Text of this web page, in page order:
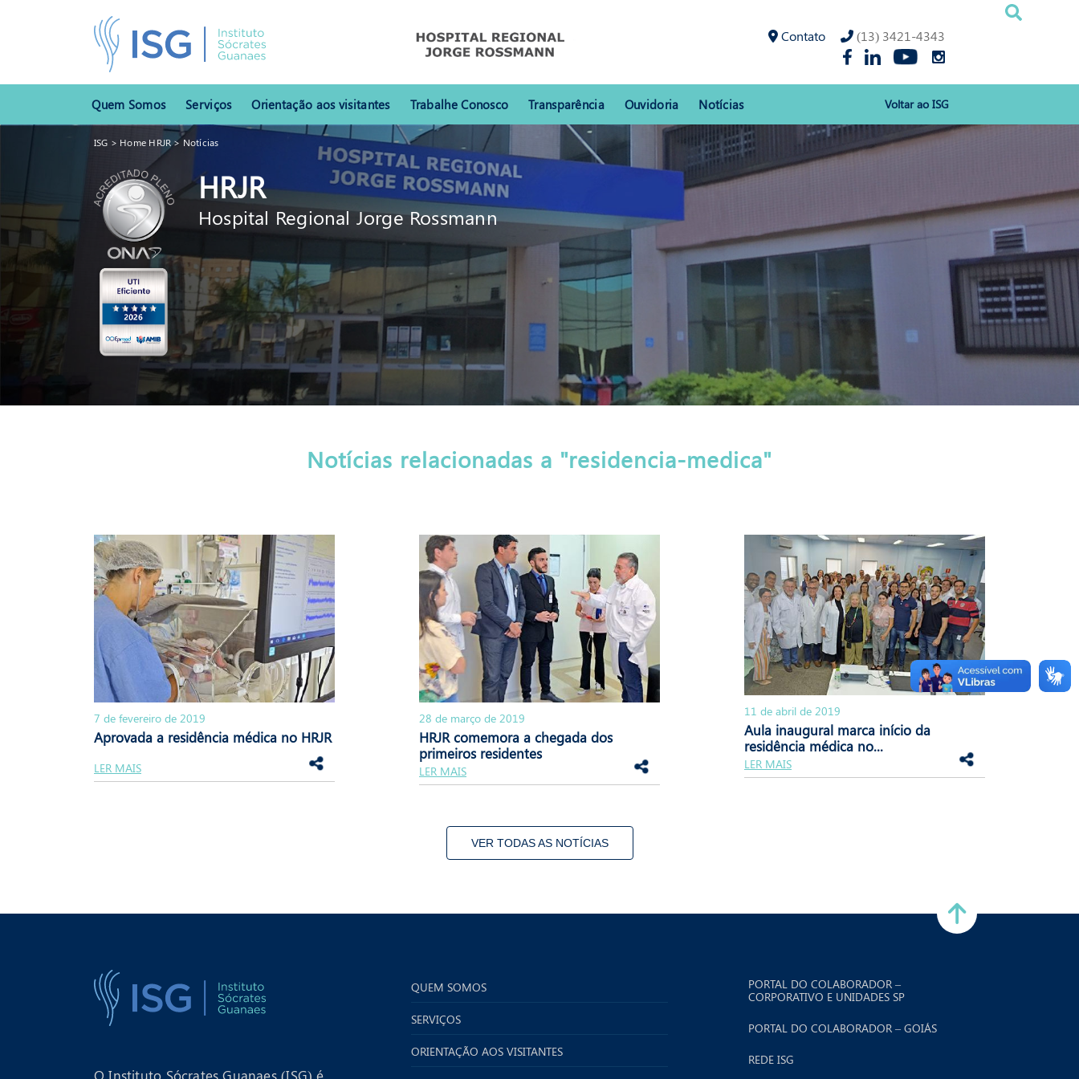
Página - » residência médica
Contato (13) 3421-4343
Quem Somos Serviços Orientação aos visitantes Trabalhe Conosco Transparência Ouvidoria Notícias Voltar ao ISG
ISG > Home HRJR> Notícias
HRJR
Hospital Regional Jorge Rossmann
Notícias relacionadas a "residencia-medica"
7 de fevereiro de 2019
Aprovada a residência médica no HRJR
LER MAIS
28 de março de 2019
HRJR comemora a chegada dos
primeiros residentes
LER MAIS
11 de abril de 2019
Aula inaugural marca início da
residência médica no...
LER MAIS
VER TODAS AS NOTÍCIAS
O Instituto Sócrates Guanaes (ISG) é
QUEM SOMOS
SERVIÇOS
ORIENTAÇÃO AOS VISITANTES
PORTAL DO COLABORADOR –
CORPORATIVO E UNIDADES SP
PORTAL DO COLABORADOR – GOIÁS
REDE ISG